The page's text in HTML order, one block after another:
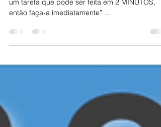
CONHECE a REGRA dos 2 MINUTOS? ⏱️ “Se tem
então faça-a imediatamente” ...